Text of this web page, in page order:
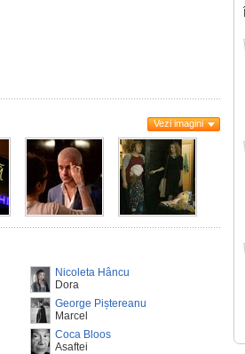
Vezi imagini
Nicoleta Hâncu
Dora
George Piștereanu
Marcel
Coca Bloos
Asaftei